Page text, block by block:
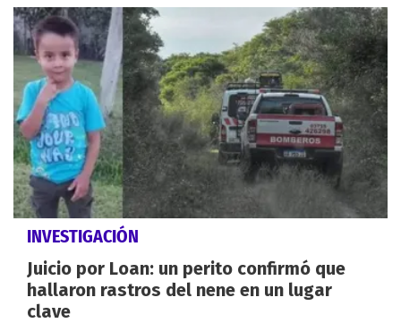
INVESTIGACIÓN
Juicio por Loan: un perito confirmó que
hallaron rastros del nene en un lugar
clave